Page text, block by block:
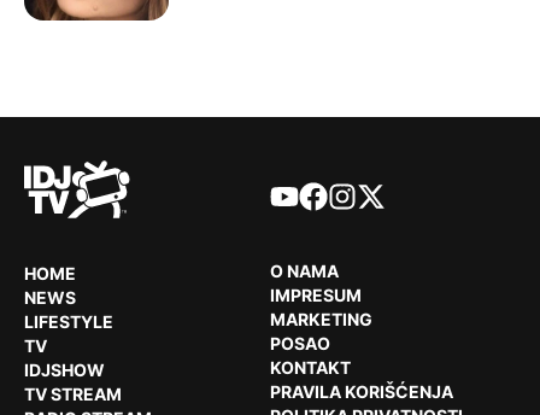
HOME
NEWS
LIFESTYLE
TV
IDJSHOW
TV STREAM
YouTube
Facebook
Instagram
X
O NAMA
IMPRESUM
MARKETING
POSAO
KONTAKT
PRAVILA KORIŠĆENJA